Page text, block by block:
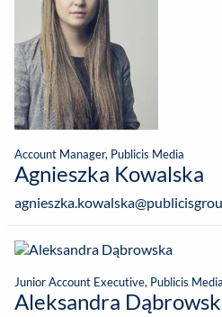
Account Manager, Publicis Media
Agnieszka Kowalska
Junior Account Executive, Publicis Media
Aleksandra